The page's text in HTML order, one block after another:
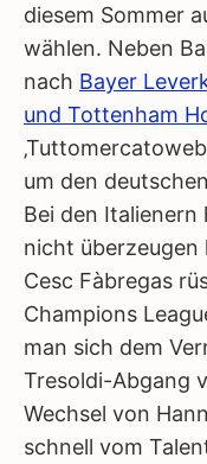
diesem Sommer
wählen. Neben
nach Bayer
und Tottenham
um den
Bei den
nicht überzeugen
Cesc Fàbregas
Champions
man sich dem
Tresoldi-Abgang
Wechsel von
schnell vom